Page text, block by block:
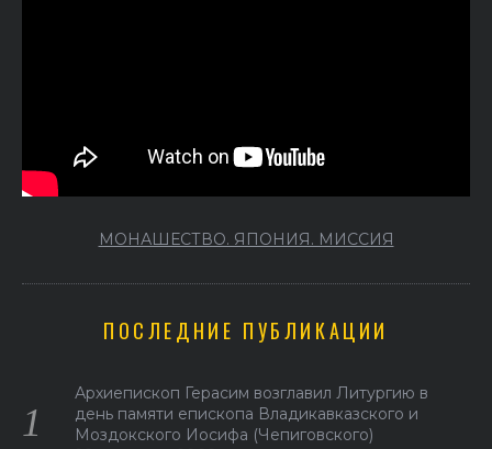
МОНАШЕСТВО. ЯПОНИЯ. МИССИЯ
ПОСЛЕДНИЕ ПУБЛИКАЦИИ
Архиепископ Герасим возглавил Литургию в
день памяти епископа Владикавказского и
Моздокского Иосифа (Чепиговского)